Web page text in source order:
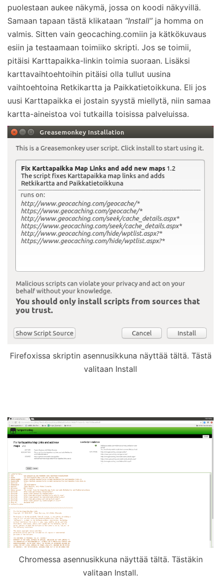
puolestaan aukee näkymä, jossa on koodi näkyvillä.
Samaan tapaan tästä klikataan “Install”ja homma on
valmis. Sitten vain geocaching.comiin ja kätkökuvaus
esiin ja testaamaan toimiiko skripti. Jos se toimii,
pitäisi Karttapaikka-linkin toimia suoraan. Lisäksi
karttavaihtoehtoihin pitäisi olla tullut uusina
vaihtoehtoina Retkikartta ja Paikkatietoikkuna. Eli jos
uusi Karttapaikka ei jostain syystä miellytä, niin samaa
kartta-aineistoa voi tutkailla toisissa palveluissa.
Firefoxissa skriptin asennusikkuna näyttää tältä. Tästä
valitaan Install
Chromessa asennusikkuna näyttää tältä. Tästäkin
valitaan Install.